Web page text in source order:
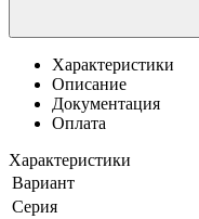
Характеристики
Описание
Документация
Оплата
Характеристики
Вариант
Серия